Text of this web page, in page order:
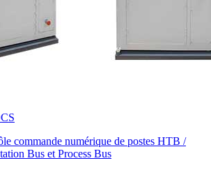
commande numérique de postes HTB /
Bus et Process Bus